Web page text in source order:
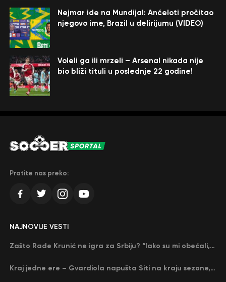
Nejmar ide na Mundijal: Anćeloti pročitao
njegovo ime, Brazil u delirijumu (VIDEO)
Voleli ga ili mrzeli – Arsenal nikada nije
bio bliži tituli u poslednje 22 godine!
Pratite nas preko:
NAJNOVIJE VESTI
Zašto Rade Krunić ne igra za Srbiju? “Iako su mi obećali, niko me nije zvao…”
Kraj jedne ere – Gvardiola napušta Siti na kraju sezone, menja ga njegov nekadašnji rival